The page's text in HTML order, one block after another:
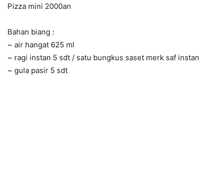
Pizza mini 2000an
Bahan biang :
~ air hangat 625 ml
~ ragi instan 5 sdt / satu bungkus saset merk saf instan
~ gula pasir 5 sdt